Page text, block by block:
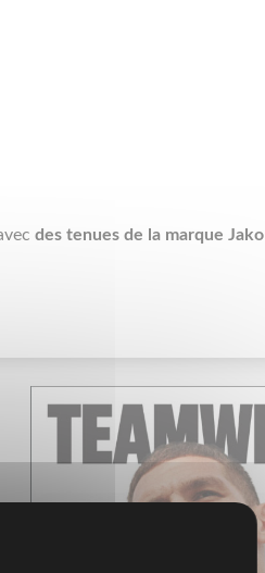
des tenues de la marque Jako